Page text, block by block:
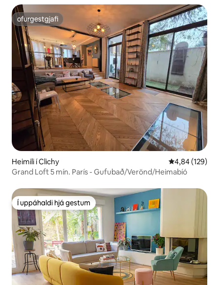
ofurgestgjafi
ofurgestgjafi
Heimili í Clichy 4,84 af 5 í
4,84 (129)
Grand Loft 5 mín. París - Gufubað/Verönd/Heimabíó
Í uppáhaldi hjá gestum
Í uppáhaldi hjá gestum